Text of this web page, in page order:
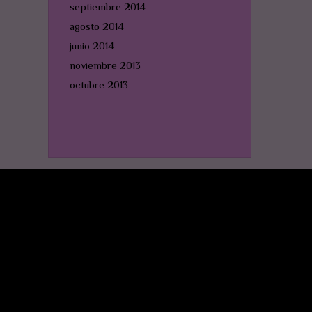
septiembre 2014
agosto 2014
junio 2014
noviembre 2013
octubre 2013